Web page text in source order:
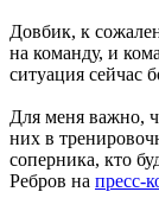
Довбик, к
на команду, и
ситуация сейчас
Для меня важно,
них в
соперника, кто
Ребров на пресс-